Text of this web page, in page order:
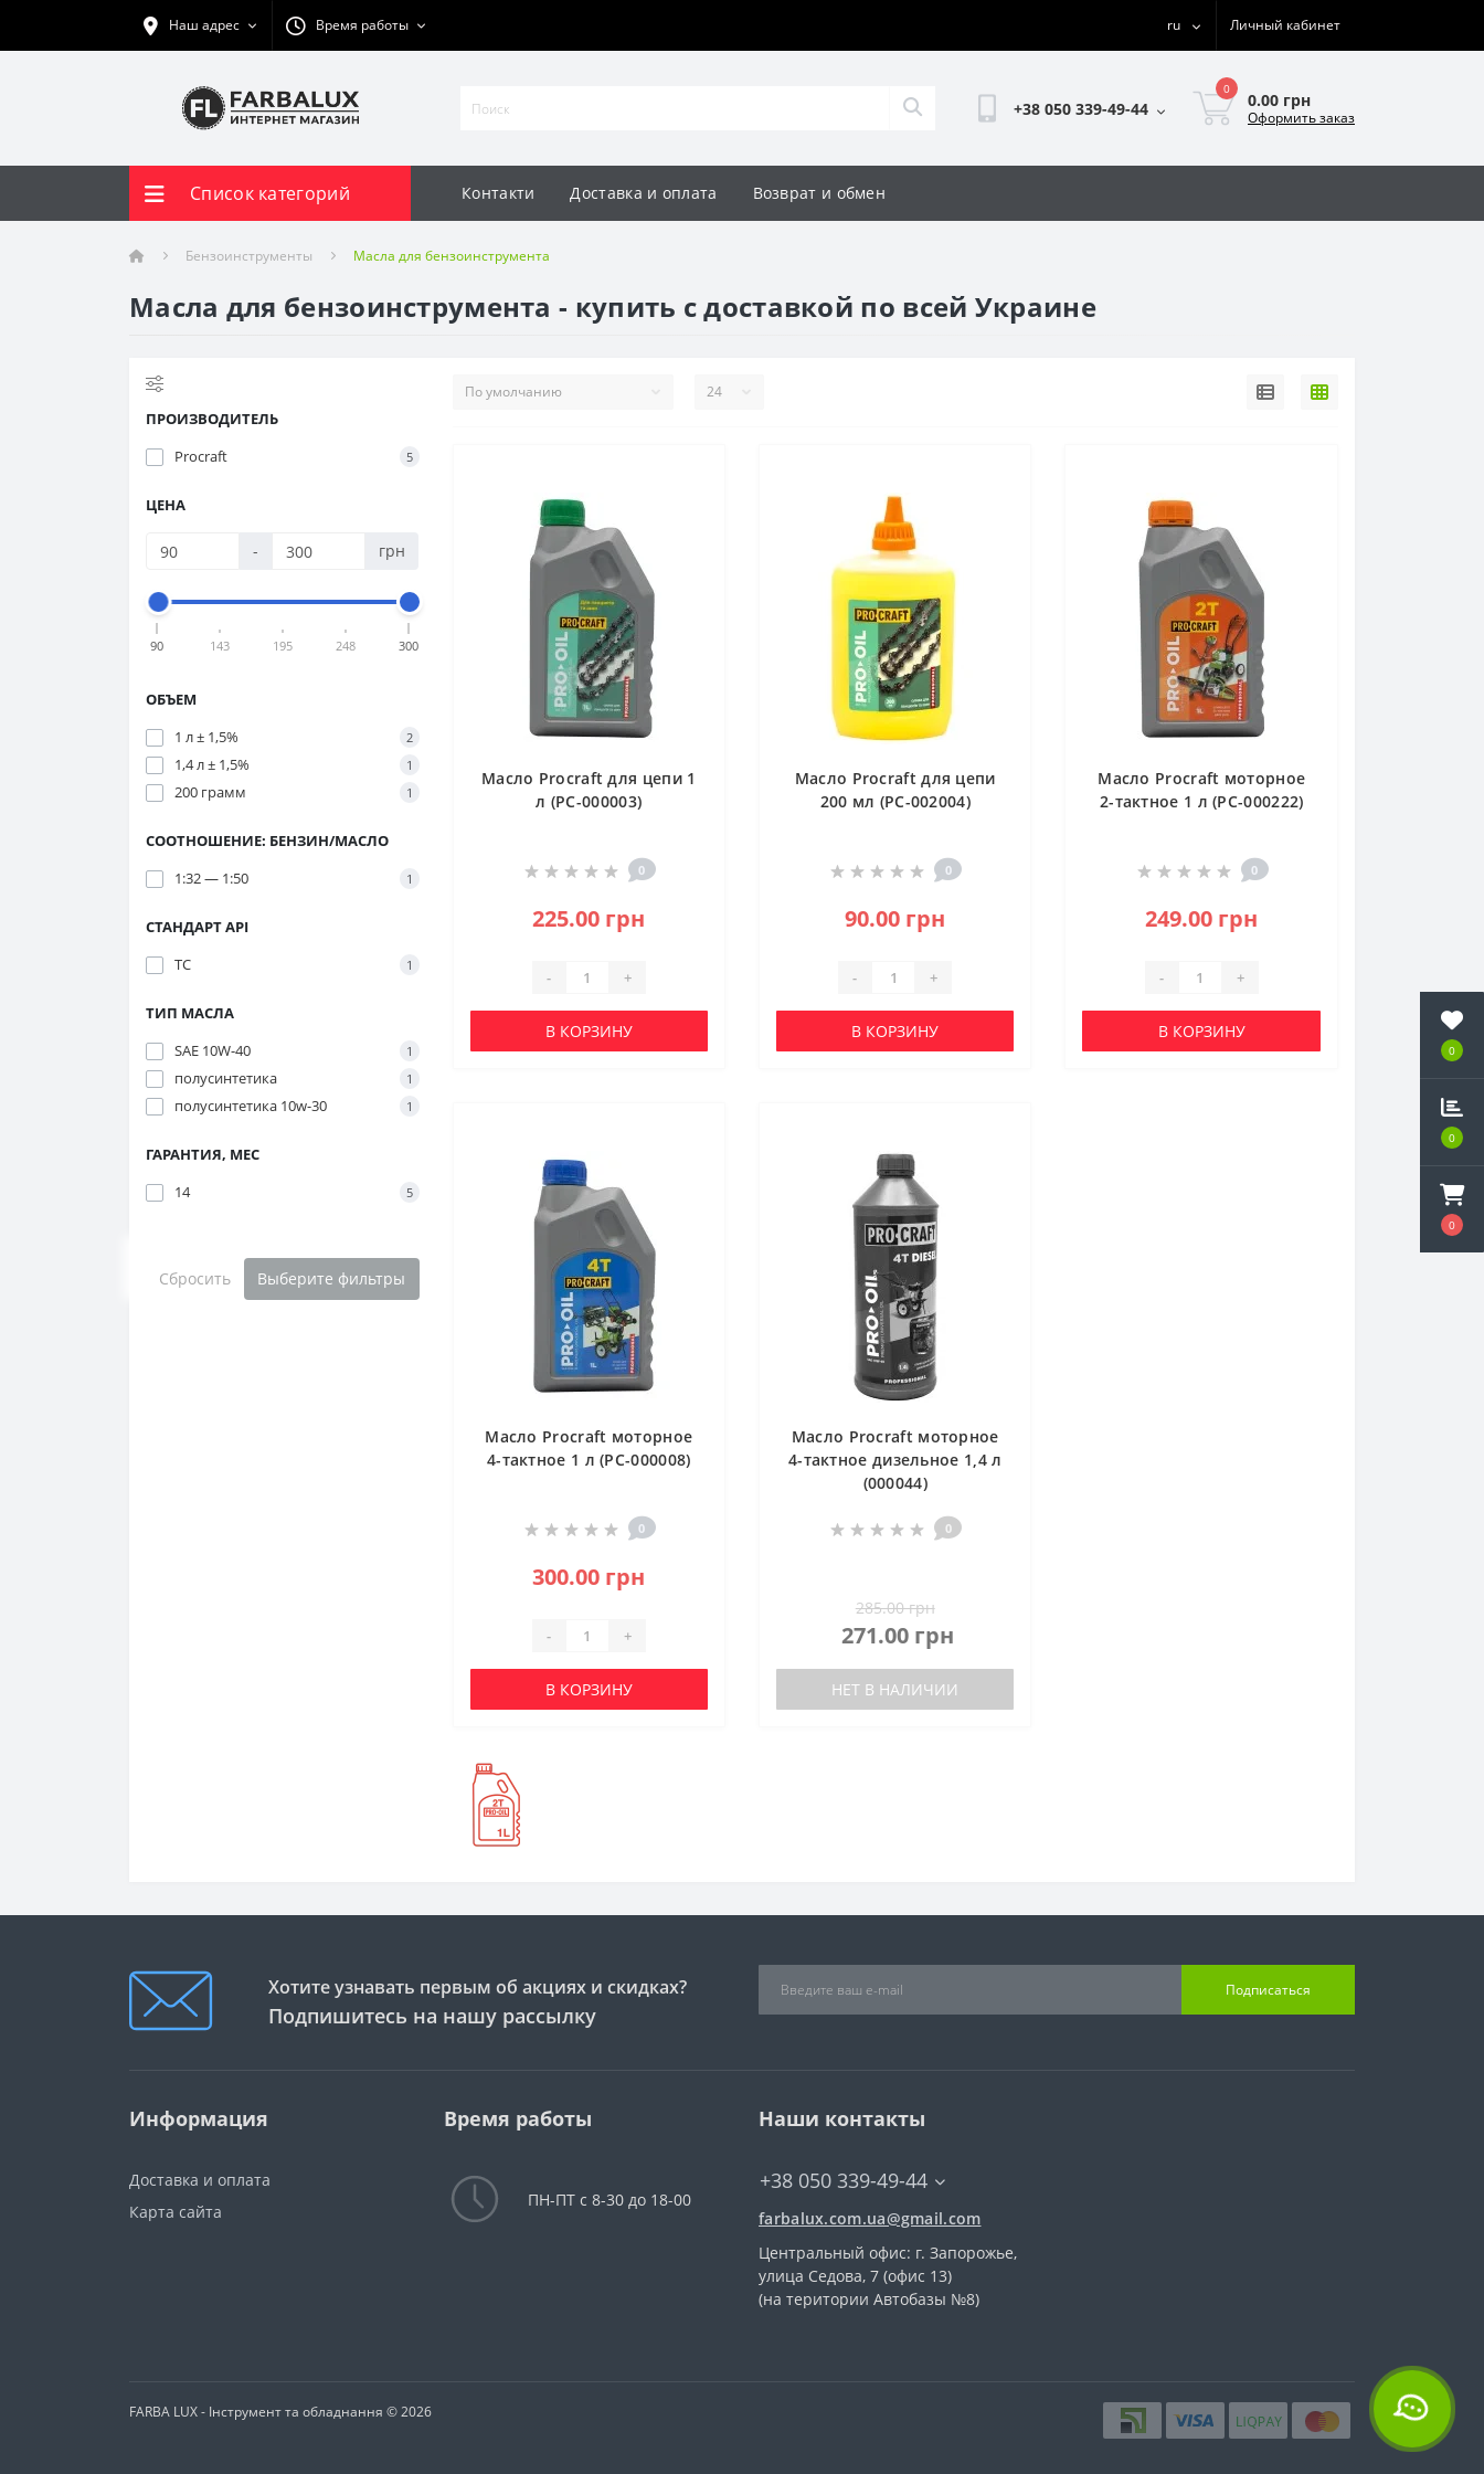
0
0
0
Наш адрес Время работы ru Личный кабинет
+38 050 339-49-44
0
0.00 грн
Оформить заказ
Список категорий Контакти Доставка и оплата Возврат и обмен
Бензоинструменты Масла для бензоинструмента
Масла для бензоинструмента - купить с доставкой по всей Украине
ПРОИЗВОДИТЕЛЬ
Procraft
5
ЦЕНА
- грн
90 143 195 248 300
ОБЪЕМ
1 л ± 1,5%
2
1,4 л ± 1,5% 1
200 грамм 1
СООТНОШЕНИЕ: БЕНЗИН/МАСЛО
1:32 — 1:50
1
СТАНДАРТ API
TC
1
ТИП МАСЛА
SAE 10W-40
1
полусинтетика 1
полусинтетика 10w-30 1
ГАРАНТИЯ, МЕС
14
5
Сбросить Выберите фильтры
Масло Procraft для цепи 1
л (PC-000003)
0
225.00 грн
- +
В КОРЗИНУ
Масло Procraft для цепи
200 мл (PC-002004)
0
90.00 грн
- +
В КОРЗИНУ
Масло Procraft моторное
2-тактное 1 л (PC-000222)
0
249.00 грн
- +
В КОРЗИНУ
Масло Procraft моторное
4-тактное 1 л (PC-000008)
0
300.00 грн
- +
В КОРЗИНУ
Масло Procraft моторное
4-тактное дизельное 1,4 л
(000044)
0
285.00 грн
271.00 грн
НЕТ В НАЛИЧИИ
Хотите узнавать первым об акциях и скидках?
Подпишитесь на нашу рассылку
Подписаться
Информация
Доставка и оплата
Карта сайта
Время работы
ПН-ПТ с 8-30 до 18-00
Наши контакты
+38 050 339-49-44
farbalux.com.ua@gmail.com
Центральный офис: г. Запорожье,
улица Седова, 7 (офис 13)
(на територии Автобазы №8)
FARBA LUX - Інструмент та обладнання © 2026